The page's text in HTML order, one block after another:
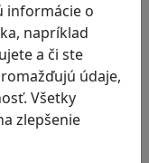
informácie o
napríklad
a či ste
údaje,
Všetky
zlepšenie
práva a
a gymnáziá;